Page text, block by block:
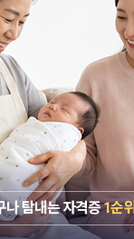
나 탐내는 자격증1순위